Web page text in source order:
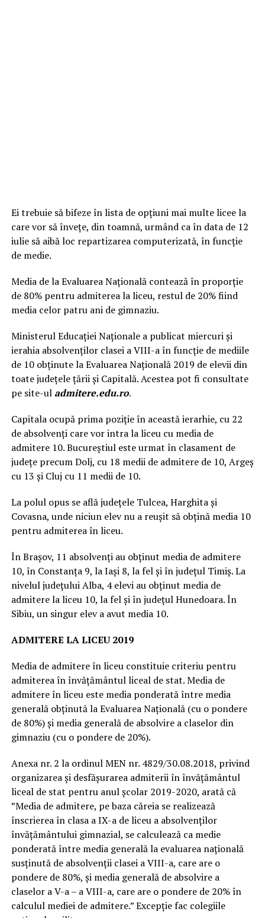
Ei trebuie să bifeze în lista de opțiuni mai multe licee la
care vor să învețe, din toamnă, urmând ca în data de 12
iulie să aibă loc repartizarea computerizată, în funcție
de medie.
Media de la Evaluarea Națională contează în proporție
de 80% pentru admiterea la liceu, restul de 20% fiind
media celor patru ani de gimnaziu.
Ministerul Educaţiei Naţionale a publicat miercuri și
ierahia absolvenţilor clasei a VIII-a în funcţie de mediile
de 10 obţinute la Evaluarea Naţională 2019 de elevii din
toate judeţele ţării şi Capitală. Acestea pot fi consultate
pe site-ul admitere.edu.ro.
Capitala ocupă prima poziţie în această ierarhie, cu 22
de absolvenţi care vor intra la liceu cu media de
admitere 10. Bucureştiul este urmat în clasament de
judeţe precum Dolj, cu 18 medii de admitere de 10, Argeş
cu 13 şi Cluj cu 11 medii de 10.
La polul opus se află judeţele Tulcea, Harghita şi
Covasna, unde niciun elev nu a reuşit să obţină media 10
pentru admiterea în liceu.
În Braşov, 11 absolvenţi au obţinut media de admitere
10, în Constanţa 9, la Iaşi 8, la fel şi în judeţul Timiş. La
nivelul judeţului Alba, 4 elevi au obţinut media de
admitere la liceu 10, la fel şi în judeţul Hunedoara. În
Sibiu, un singur elev a avut media 10.
ADMITERE LA LICEU 2019
Media de admitere în liceu constituie criteriu pentru
admiterea în învăţământul liceal de stat. Media de
admitere în liceu este media ponderată între media
generală obţinută la Evaluarea Naţională (cu o pondere
de 80%) şi media generală de absolvire a claselor din
gimnaziu (cu o pondere de 20%).
Anexa nr. 2 la ordinul MEN nr. 4829/30.08.2018, privind
organizarea şi desfăşurarea admiterii în învăţământul
liceal de stat pentru anul şcolar 2019-2020, arată că
”Media de admitere, pe baza căreia se realizează
înscrierea în clasa a IX-a de liceu a absolvenţilor
învăţământului gimnazial, se calculează ca medie
ponderată între media generală la evaluarea naţională
susţinută de absolvenţii clasei a VIII-a, care are o
pondere de 80%, şi media generală de absolvire a
claselor a V-a – a VIII-a, care are o pondere de 20% în
calculul mediei de admitere.” Excepţie fac colegiile